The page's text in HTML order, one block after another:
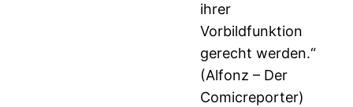
ihrer
Vorbildfunktion
gerecht werden.“
(Alfonz – Der
Comicreporter)